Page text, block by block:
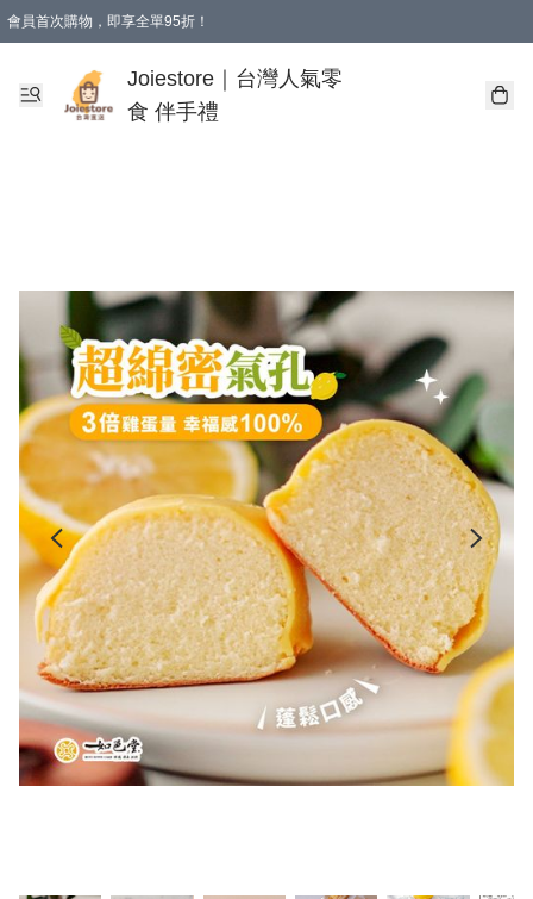
會員首次購物，即享全單95折！
購物滿 HKD 350.00即享免運費優惠！（適用於 本地送貨、本地取貨 )
Joiestore｜台灣人氣零
食 伴手禮